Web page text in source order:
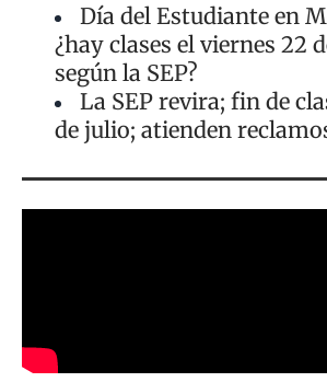
Día del Estudiante en
¿hay clases el viernes 22
según la SEP?
La SEP revira; fin de
de julio; atienden